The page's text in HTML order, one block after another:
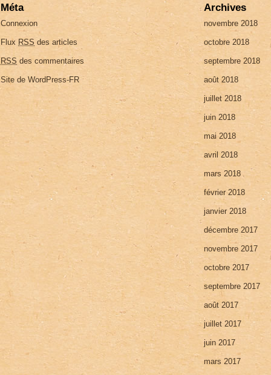
Méta
Connexion
Flux RSS des articles
RSS des commentaires
Site de WordPress-FR
Archives
novembre 2018
octobre 2018
septembre 2018
août 2018
juillet 2018
juin 2018
mai 2018
avril 2018
mars 2018
février 2018
janvier 2018
décembre 2017
novembre 2017
octobre 2017
septembre 2017
août 2017
juillet 2017
juin 2017
mars 2017